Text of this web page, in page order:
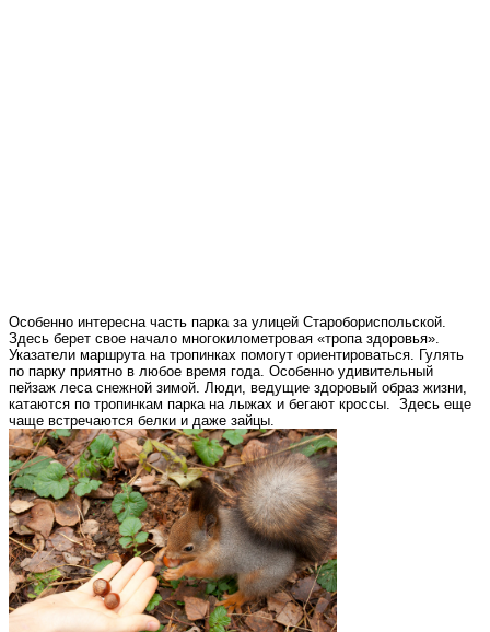
Особенно интересна часть парка за улицей Старобориспольской.
Здесь берет свое начало многокилометровая «тропа здоровья».
Указатели маршрута на тропинках помогут ориентироваться. Гулять
по парку приятно в любое время года. Особенно удивительный
пейзаж леса снежной зимой. Люди, ведущие здоровый образ жизни,
катаются по тропинкам парка на лыжах и бегают кроссы. Здесь еще
чаще встречаются белки и даже зайцы.